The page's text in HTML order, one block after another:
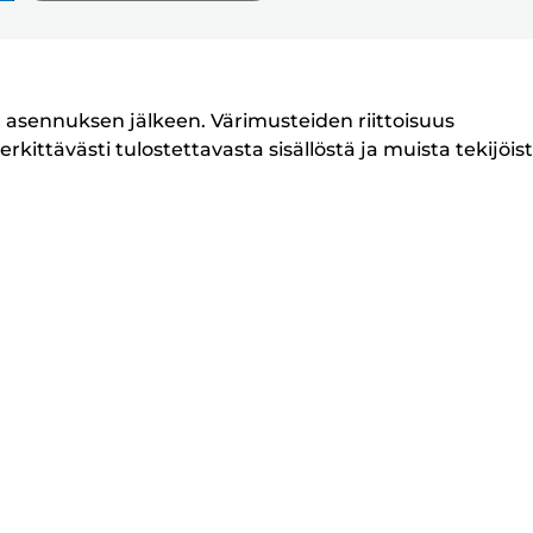
jälkeen. Värimusteiden riittoisuus
tulostettavasta sisällöstä ja muista